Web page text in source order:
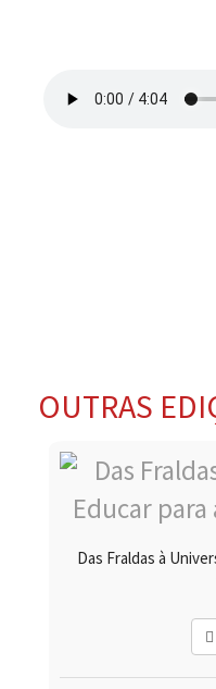
OUTRAS
Das Fraldas à